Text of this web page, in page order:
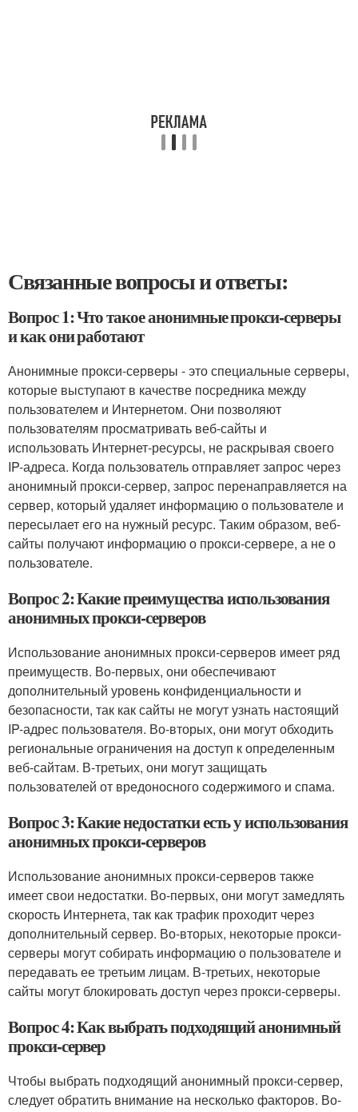
Связанные вопросы и ответы:
Вопрос 1: Что такое анонимные прокси-серверы
и как они работают
Анонимные прокси-серверы - это специальные серверы,
которые выступают в качестве посредника между
пользователем и Интернетом. Они позволяют
пользователям просматривать веб-сайты и
использовать Интернет-ресурсы, не раскрывая своего
IP-адреса. Когда пользователь отправляет запрос через
анонимный прокси-сервер, запрос перенаправляется на
сервер, который удаляет информацию о пользователе и
пересылает его на нужный ресурс. Таким образом, веб-
сайты получают информацию о прокси-сервере, а не о
пользователе.
Вопрос 2: Какие преимущества использования
анонимных прокси-серверов
Использование анонимных прокси-серверов имеет ряд
преимуществ. Во-первых, они обеспечивают
дополнительный уровень конфиденциальности и
безопасности, так как сайты не могут узнать настоящий
IP-адрес пользователя. Во-вторых, они могут обходить
региональные ограничения на доступ к определенным
веб-сайтам. В-третьих, они могут защищать
пользователей от вредоносного содержимого и спама.
Вопрос 3: Какие недостатки есть у использования
анонимных прокси-серверов
Использование анонимных прокси-серверов также
имеет свои недостатки. Во-первых, они могут замедлять
скорость Интернета, так как трафик проходит через
дополнительный сервер. Во-вторых, некоторые прокси-
серверы могут собирать информацию о пользователе и
передавать ее третьим лицам. В-третьих, некоторые
сайты могут блокировать доступ через прокси-серверы.
Вопрос 4: Как выбрать подходящий анонимный
прокси-сервер
Чтобы выбрать подходящий анонимный прокси-сервер,
следует обратить внимание на несколько факторов. Во-